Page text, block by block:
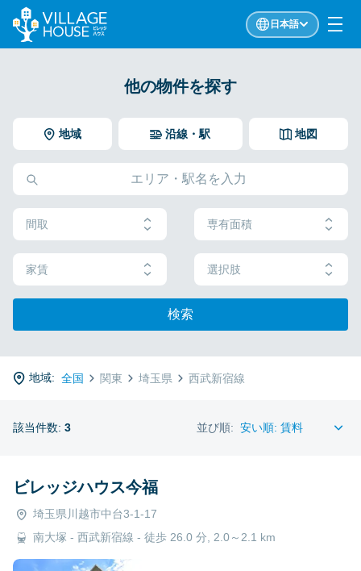
日本語
他の物件を探す
地域 地図
沿線・駅
間取 専有面積
家賃 選択肢
検索
地域: 全国 関東 埼玉県 西武新宿線
該当件数: 3 並び順:
ビレッジハウス今福
埼玉県川越市中台3-1-17
南大塚 - 西武新宿線 - 徒歩 26.0 分, 2.0～2.1 km